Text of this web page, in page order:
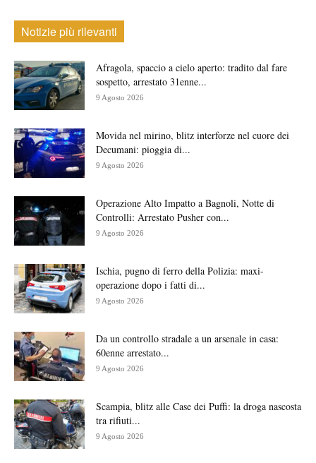
Notizie più rilevanti
Afragola, spaccio a cielo aperto: tradito dal fare
sospetto, arrestato 31enne...
9 Agosto 2026
Movida nel mirino, blitz interforze nel cuore dei
Decumani: pioggia di...
9 Agosto 2026
Operazione Alto Impatto a Bagnoli, Notte di
Controlli: Arrestato Pusher con...
9 Agosto 2026
Ischia, pugno di ferro della Polizia: maxi-
operazione dopo i fatti di...
9 Agosto 2026
Da un controllo stradale a un arsenale in casa:
60enne arrestato...
9 Agosto 2026
Scampia, blitz alle Case dei Puffi: la droga nascosta
tra rifiuti...
9 Agosto 2026